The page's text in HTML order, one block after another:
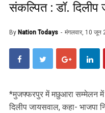
संकल्पित : डॉ. दिलीप
By Nation Todays मंगलवार, 10 जून
*मुजफ्फरपुर में मछुआरा सम्मेलन में
दिलीप जायसवाल, कहा- भाजपा